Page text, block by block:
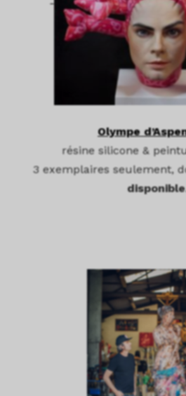
Olympe
résine silicone &
3 exemplaires seulement,
disponible